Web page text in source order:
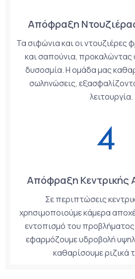
Απόφραξη
Τα σιφώνια και οι ντουζιέρες
και σαπούνια, προκαλώντας
δυσοσμία. Η ομάδα μας
σωληνώσεις,
λειτουργία.
Απόφραξη Κεντρικής
Σε περιπτώσεις
χρησιμοποιούμε κάμερα
εντοπισμό του προβλήματος
εφαρμόζουμε υδροβολή
καθαρίσουμε ριζικά